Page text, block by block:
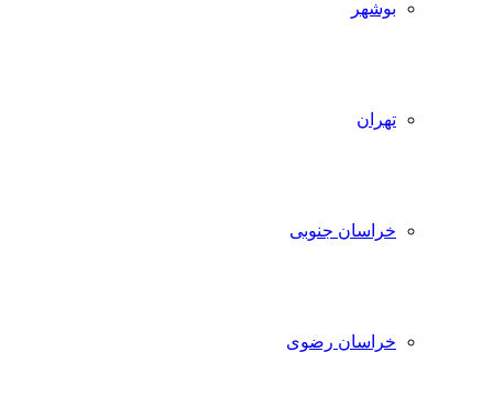
بوشهر
تهران
خراسان جنوبی
خراسان رضوی